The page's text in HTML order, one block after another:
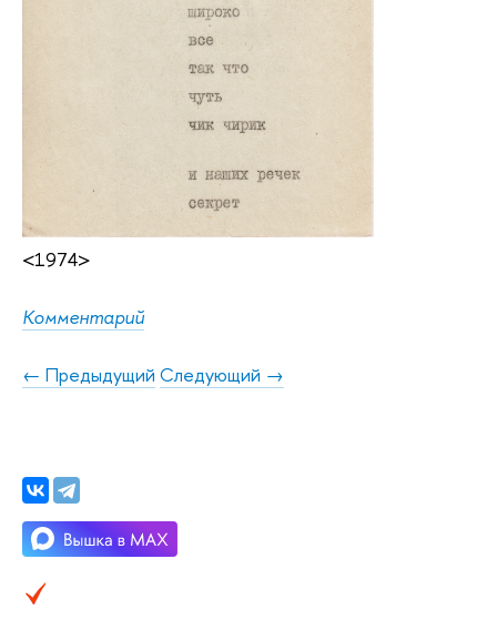
<1974>
Комментарий
← Предыдущий Следующий →